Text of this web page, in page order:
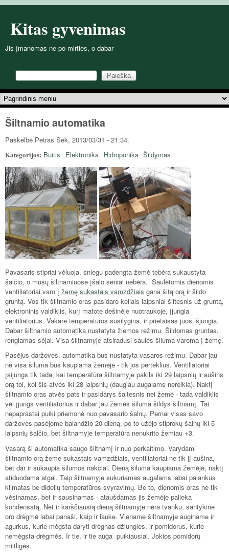
Kitas gyvenimas
Jis įmanomas ne po mirties, o dabar
Paieškos forma
Paieška
Pagrindinis meniu
Šiltnamio automatika
Paskelbė Petras Sek, 2013/03/31 - 21:34.
Kategorijos: Buitis Elektronika Hidroponika Šildymas
Pavasaris stipriai vėluoja, sniegu padengta žemė tebėra sukaustyta
šalčio, o mūsų šiltnamiuose įšalo seniai nebėra. Saulėtomis dienomis
ventiliatoriai varo į žemę sukastais vamzdžiais gana šitą orą ir šildo
gruntą. Vos tik šiltnamio oras pasidaro keliais laipsniai šiltesnis už gruntą,
elektroninis valdiklis, kurį matote dešinėje nuotraukoje, įjungia
ventiliatorius. Vakare temperatūros susilygina, ir prietaisas juos išjungia.
Dabar šiltnamio automatika nustatyta žiemos režimu. Šildomas gruntas,
rengiamas sėjai. Visa šiltnamyje atsiradusi saulės šiluma varoma į žemę.
Pasėjus daržoves, automatika bus nustatyta vasaros režimu. Dabar jau
ne visa šiluma bus kaupiama žemėje - tik jos perteklius. Ventiliatoriai
įsijungs tik tada, kai temperatūra šiltnamyje pakils iki 29 laipsnių ir aušins
orą tol, kol šis atvės iki 28 laipsnių (daugiau augalams nereikia). Naktį
šiltnamio oras atvės pats ir pasidarys šaltesnis nei žemė - tada valdiklis
vėl įjungs ventiliatorius ir dabar jau žemės šiluma šildys šiltnamį. Tai
nepaprastai puiki priemonė nuo pavasario šalnų. Pernai visas savo
daržoves pasėjome balandžio 20 dieną, po to užėjo stiprokų šalnų iki 5
laipsnių šalčio, bet šiltnamyje temperatūra nenukrito žemiau +3.
Vasarą ši automatika saugo šiltnamį ir nuo perkaitimo. Varydami
šiltnamio orą žeme sukastais vamzdžiais, ventiliatoriai ne tik jį aušina,
bet dar ir sukaupia šilumos nakčiai. Dieną šiluma kaupiama žemėje, naktį
atiduodama atgal. Taip šiltnamyje sukuriamas augalams labai palankus
klimatas be didelių temperatūros svyravimų. Be to, dienomis oras ne tik
vėsinamas, bet ir sausinamas - ataušdamas jis žemėje palieka
kondensatą. Net ir karščiausią dieną šiltnamyje nėra tvanku, santykinė
oro drėgmė labai panaši, kaip ir lauke. Viename šiltnamyje auginame ir
agurkus, kurie mėgsta daryti drėgnas džiungles, ir pomidorus, kurie
nemėgsta drėgmės. Ir tie, ir tie auga puikiausiai. Jokios pomidorų
miltligės.